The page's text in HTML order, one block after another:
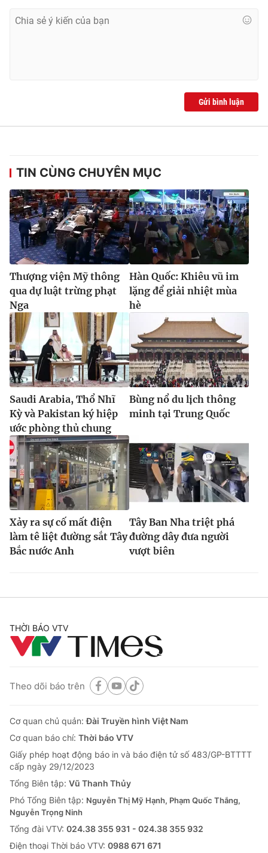
Gửi bình luận
TIN CÙNG CHUYÊN MỤC
Thượng viện Mỹ thông
qua dự luật trừng phạt
Nga
Hàn Quốc: Khiêu vũ im
lặng để giải nhiệt mùa
hè
Saudi Arabia, Thổ Nhĩ
Kỳ và Pakistan ký hiệp
ước phòng thủ chung
Bùng nổ du lịch thông
minh tại Trung Quốc
Xảy ra sự cố mất điện
làm tê liệt đường sắt Tây
Bắc nước Anh
Tây Ban Nha triệt phá
đường dây đưa người
vượt biên
THỜI BÁO VTV
Theo dõi báo trên
Cơ quan chủ quản:Đài Truyền hình Việt Nam
Cơ quan báo chí: Thời báo VTV
Giấy phép hoạt động báo in và báo điện tử số 483/GP-BTTTT
cấp ngày 29/12/2023
Tổng Biên tập: Vũ Thanh Thủy
Phó Tổng Biên tập: Nguyễn Thị Mỹ Hạnh, Phạm Quốc Thắng,
Nguyễn Trọng Ninh
Tổng đài VTV: 024.38 355 931 - 024.38 355 932
Ðiện thoại Thời báo VTV: 0988 671 671